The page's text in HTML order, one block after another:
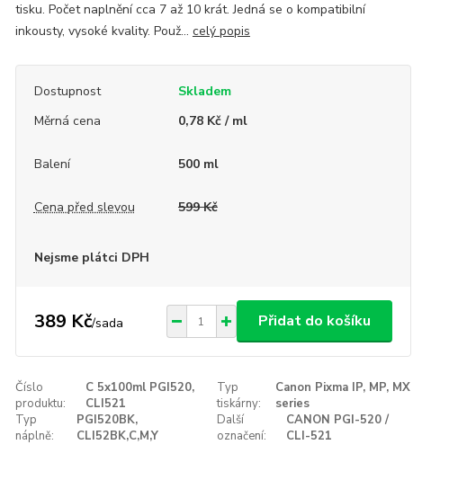
tisku. Počet naplnění cca 7 až 10 krát. Jedná se o kompatibilní
inkousty, vysoké kvality. Použ... celý popis
Dostupnost
Skladem
Měrná cena
0,78 Kč / ml
Balení 500 ml
Cena před slevou 599 Kč
Nejsme plátci DPH
389 Kč/sada Přidat do košíku
Číslo
produktu:
C 5x100ml PGI520,
CLI521
Typ
tiskárny:
Canon Pixma IP, MP, MX
series
Typ
náplně:
PGI520BK,
CLI52BK,C,M,Y
Další
označení:
CANON PGI-520 /
CLI-521